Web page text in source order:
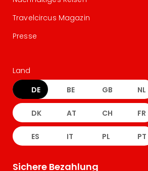
Travelcircus Magazin
Presse
Land
DE BE GB NL
DK AT CH FR
ES IT PL PT
Sichere Bezahlung